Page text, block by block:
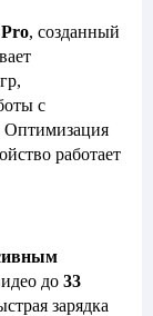
, созданный
с
Оптимизация
работает
до 33
зарядка